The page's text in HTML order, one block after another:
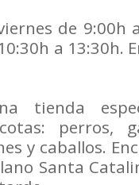
de
a 13:30h.
tienda
perros,
y caballos.
Santa